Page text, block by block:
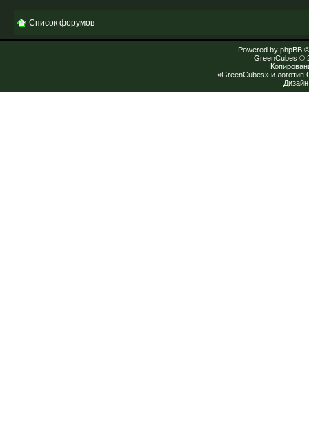
Список форумов
Powered by phpBB
GreenCubes ©
«GreenCubes» и